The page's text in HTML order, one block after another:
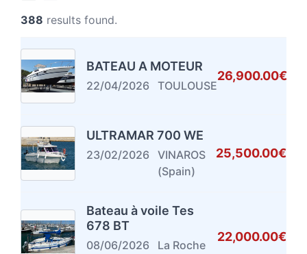
388 results found.
BATEAU A MOTEUR
22/04/2026 TOULOUSE
26,900.00€
ULTRAMAR 700 WE
23/02/2026
VINAROS
(Spain)
25,500.00€
Bateau à voile Tes
678 BT
08/06/2026
La Roche
22,000.00€